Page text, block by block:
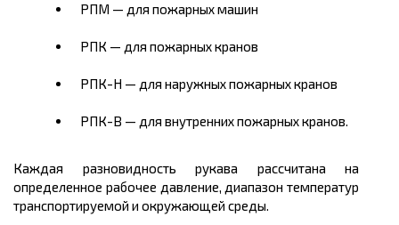
РПМ — для пожарных машин
РПК — для пожарных кранов
РПК-Н — для наружных пожарных кранов
РПК-В — для внутренних пожарных кранов.
Каждая разновидность рукава рассчитана на
определенное рабочее давление, диапазон температур
транспортируемой и окружающей среды.